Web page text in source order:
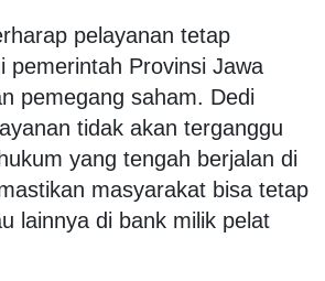
pelayanan tetap
pemerintah Provinsi Jawa
pemegang saham. Dedi
tidak akan terganggu
yang tengah berjalan di
masyarakat bisa tetap
lainnya di bank milik pelat